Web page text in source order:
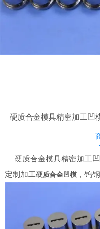
硬质合金模具精密加工凹
硬质合金模具精密加工
定制加工硬质合金凹模 ，钨